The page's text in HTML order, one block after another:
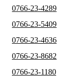
0766-23-4289
0766-23-5409
0766-23-4636
0766-23-8682
0766-23-1180